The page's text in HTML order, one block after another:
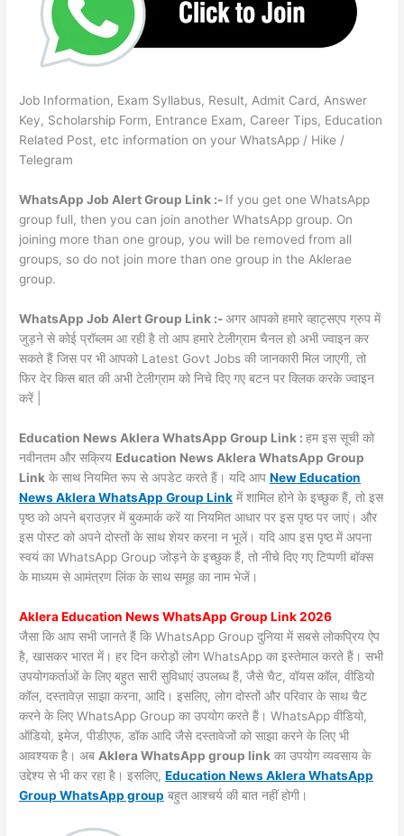
Job Information, Exam Syllabus, Result, Admit Card, Answer
Key, Scholarship Form, Entrance Exam, Career Tips, Education
Related Post, etc information on your WhatsApp / Hike /
Telegram
WhatsApp Job Alert Group Link :- If you get one WhatsApp
group full, then you can join another WhatsApp group. On
joining more than one group, you will be removed from all
groups, so do not join more than one group in the Aklerae
group.
WhatsApp Job Alert Group Link :-अगर आपको हमारे व्हाट्सएप ग्रुप में
जुड़ने से कोई प्रॉब्लम आ रही है तो आप हमारे टेलीग्राम चैनल हो अभी ज्वाइन कर
सकते हैं जिस पर भी आपको Latest Govt Jobs की जानकारी मिल जाएगी, तो
फिर देर किस बात की अभी टेलीग्राम को निचे दिए गए बटन पर क्लिक करके ज्वाइन
करें |
Education News Aklera WhatsApp Group Link :हम इस सूची को
नवीनतम और सक्रिय Education News Aklera WhatsApp Group
Link के साथ नियमित रूप से अपडेट करते हैं। यदि आपNew Education
News Aklera WhatsApp Group Link में शामिल होने के इच्छुक हैं, तो इस
पृष्ठ को अपने ब्राउज़र में बुकमार्क करें या नियमित आधार पर इस पृष्ठ पर जाएं। और
इस पोस्ट को अपने दोस्तों के साथ शेयर करना न भूलें। यदि आप इस पृष्ठ में अपना
स्वयं का WhatsApp Group जोड़ने के इच्छुक हैं, तो नीचे दिए गए टिप्पणी बॉक्स
के माध्यम से आमंत्रण लिंक के साथ समूह का नाम भेजें।
Aklera Education News WhatsApp Group Link 2026
जैसा कि आप सभी जानते हैं कि WhatsApp Group दुनिया में सबसे लोकप्रिय ऐप
है, खासकर भारत में। हर दिन करोड़ों लोग WhatsApp का इस्तेमाल करते हैं। सभी
उपयोगकर्ताओं के लिए बहुत सारी सुविधाएं उपलब्ध हैं, जैसे चैट, वॉयस कॉल, वीडियो
कॉल, दस्तावेज़ साझा करना, आदि। इसलिए, लोग दोस्तों और परिवार के साथ चैट
करने के लिए WhatsApp Group का उपयोग करते हैं। WhatsApp वीडियो,
ऑडियो, इमेज, पीडीएफ, डॉक आदि जैसे दस्तावेजों को साझा करने के लिए भी
आवश्यक है। अब Aklera WhatsApp group link का उपयोग व्यवसाय के
उद्देश्य से भी कर रहा है। इसलिए,Education News Aklera WhatsApp
Group WhatsApp group बहुत आश्चर्य की बात नहीं होगी।